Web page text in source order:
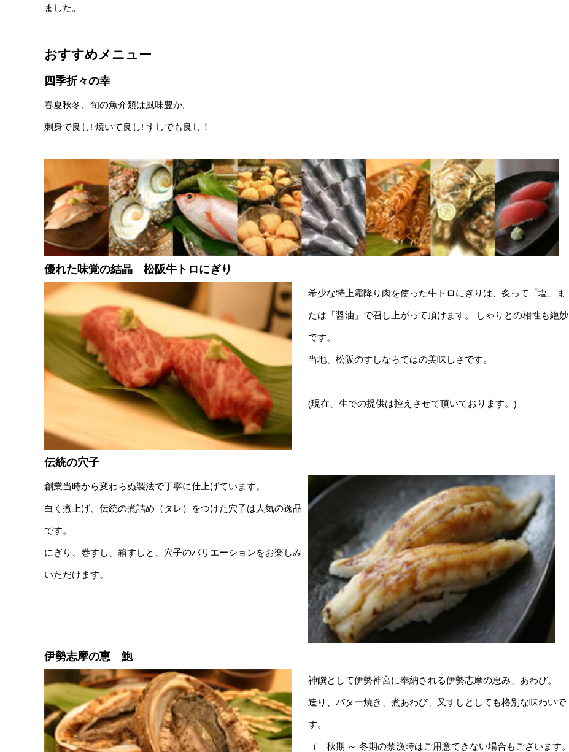
ました。
おすすめメニュー
四季折々の幸
春夏秋冬、旬の魚介類は風味豊か。
刺身で良し! 焼いて良し! すしでも良し！
優れた味覚の結晶 松阪牛トロにぎり
希少な特上霜降り肉を使った牛トロにぎりは、炙って「塩」ま
たは「醤油」で召し上がって頂けます。 しゃりとの相性も絶妙
です。
当地、松阪のすしならではの美味しさです。
(現在、生での提供は控えさせて頂いております。)
伝統の穴子
創業当時から変わらぬ製法で丁寧に仕上げています。
白く煮上げ、伝統の煮詰め（タレ）をつけた穴子は人気の逸品
です。
にぎり、巻すし、箱すしと、穴子のバリエーションをお楽しみ
いただけます。
伊勢志摩の恵 鮑
神饌として伊勢神宮に奉納される伊勢志摩の恵み、あわび。
造り、バター焼き、煮あわび、又すしとしても格別な味わいで
す。
（ 秋期 ～ 冬期の禁漁時はご用意できない場合もございます。